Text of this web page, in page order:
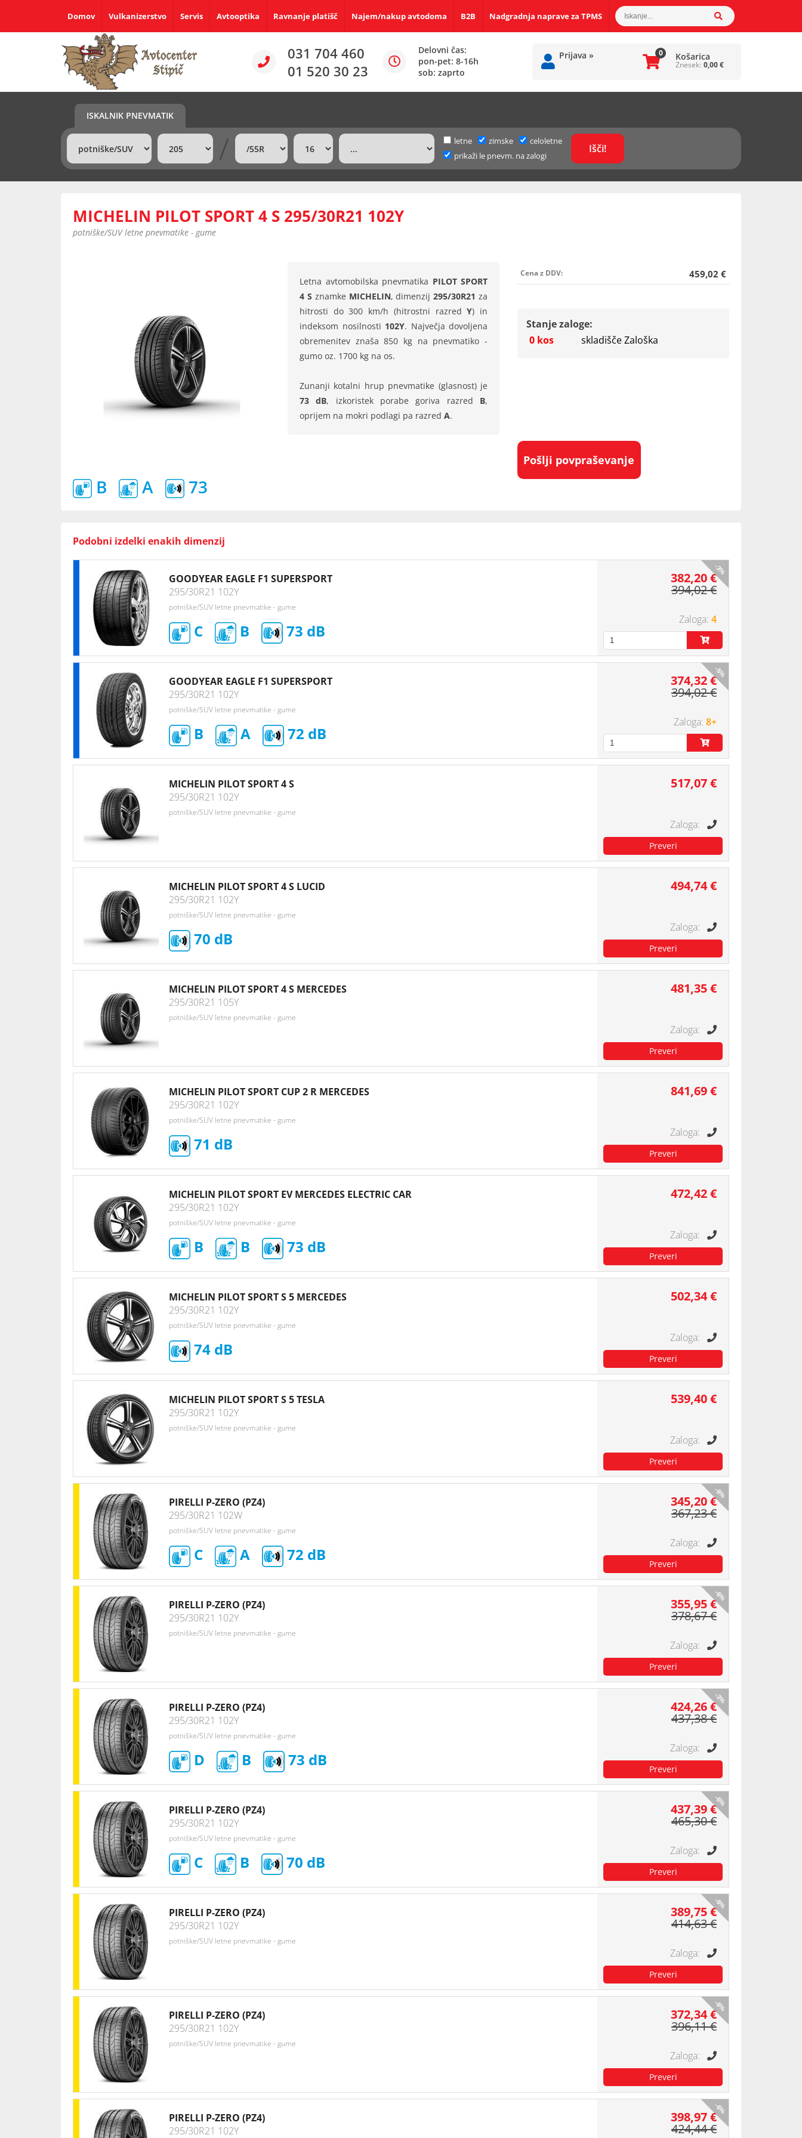
Domov Vulkanizerstvo Servis Avtooptika Ravnanje platišč Najem/nakup avtodoma B2B Nadgradnja naprave za TPMS
031 704 460
01 520 30 23
Delovni čas:
pon-pet: 8-16h
sob: zaprto
Prijava » Košarica
0
Znesek: 0,00€
ISKALNIK PNEVMATIK
/ letne zimske
celoletne
prikaži le pnevm. na zalogi
MICHELIN PILOT SPORT 4 S 295/30R21 102Y
potniške/SUV letne pnevmatike - gume
Letna avtomobilska pnevmatika PILOT SPORT
4 S znamke MICHELIN, dimenzij295/30R21 za
hitrosti do 300 km/h (hitrostni razredY) in
indeksom nosilnosti 102Y. Največja dovoljena
obremenitev znaša 850 kg na pnevmatiko -
gumo oz. 1700 kg na os.
Zunanji kotalni hrup pnevmatike (glasnost) je
73 dB, izkoristek porabe goriva razred B,
oprijem na mokri podlagi pa razred A.
Cena z DDV: 459,02 €
Stanje zaloge:
0 kos
skladišče Zaloška
Pošlji povpraševanje
B A 73
Podobni izdelki enakih dimenzij
-3%
GOODYEAR EAGLE F1 SUPERSPORT
295/30R21 102Y
potniške/SUV letne pnevmatike - gume
C B 73
382,20 €
394,02 €
4
-5%
GOODYEAR EAGLE F1 SUPERSPORT
295/30R21 102Y
potniške/SUV letne pnevmatike - gume
B A 72
374,32 €
394,02 €
8+
MICHELIN PILOT SPORT 4 S
295/30R21 102Y
potniške/SUV letne pnevmatike - gume
517,07 €
MICHELIN PILOT SPORT 4 S LUCID
295/30R21 102Y
potniške/SUV letne pnevmatike - gume
70
494,74 €
MICHELIN PILOT SPORT 4 S MERCEDES
295/30R21 105Y
potniške/SUV letne pnevmatike - gume
481,35 €
MICHELIN PILOT SPORT CUP 2 R MERCEDES
295/30R21 102Y
potniške/SUV letne pnevmatike - gume
71
841,69 €
MICHELIN PILOT SPORT EV MERCEDES ELECTRIC CAR
295/30R21 102Y
potniške/SUV letne pnevmatike - gume
B B 73
472,42 €
MICHELIN PILOT SPORT S 5 MERCEDES
295/30R21 102Y
potniške/SUV letne pnevmatike - gume
74
502,34 €
MICHELIN PILOT SPORT S 5 TESLA
295/30R21 102Y
potniške/SUV letne pnevmatike - gume
539,40 €
-6%
PIRELLI P-ZERO (PZ4)
295/30R21 102W
potniške/SUV letne pnevmatike - gume
C A 72
345,20 €
367,23 €
-6%
PIRELLI P-ZERO (PZ4)
295/30R21 102Y
potniške/SUV letne pnevmatike - gume
355,95 €
378,67 €
-3%
PIRELLI P-ZERO (PZ4)
295/30R21 102Y
potniške/SUV letne pnevmatike - gume
D B 73
424,26 €
437,38 €
-6%
PIRELLI P-ZERO (PZ4)
295/30R21 102Y
potniške/SUV letne pnevmatike - gume
C B 70
437,39 €
465,30 €
-6%
PIRELLI P-ZERO (PZ4)
295/30R21 102Y
potniške/SUV letne pnevmatike - gume
389,75 €
414,63 €
-6%
PIRELLI P-ZERO (PZ4)
295/30R21 102Y
potniške/SUV letne pnevmatike - gume
372,34 €
396,11 €
-6%
PIRELLI P-ZERO (PZ4)
295/30R21 102Y
398,97 €
424,44 €